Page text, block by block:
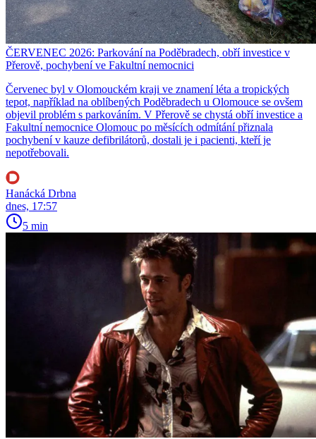
ČERVENEC 2026: Parkování na Poděbradech, obří investice v
Přerově, pochybení ve Fakultní nemocnici
Červenec byl v Olomouckém kraji ve znamení léta a tropických
tepot, například na oblíbených Poděbradech u Olomouce se ovšem
objevil problém s parkováním. V Přerově se chystá obří investice a
Fakultní nemocnice Olomouc po měsících odmítání přiznala
pochybení v kauze defibrilátorů, dostali je i pacienti, kteří je
nepotřebovali.
Hanácká Drbna
dnes, 17:57
5 min